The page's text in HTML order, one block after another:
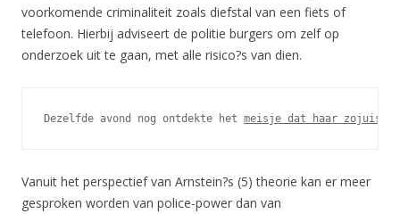
voorkomende criminaliteit zoals diefstal van een fiets of
telefoon. Hierbij adviseert de politie burgers om zelf op
onderzoek uit te gaan, met alle risico?s van dien.
Dezelfde avond nog ontdekte het meisje dat haar zojuist
Vanuit het perspectief van Arnstein?s (5) theorie kan er meer
gesproken worden van police-power dan van